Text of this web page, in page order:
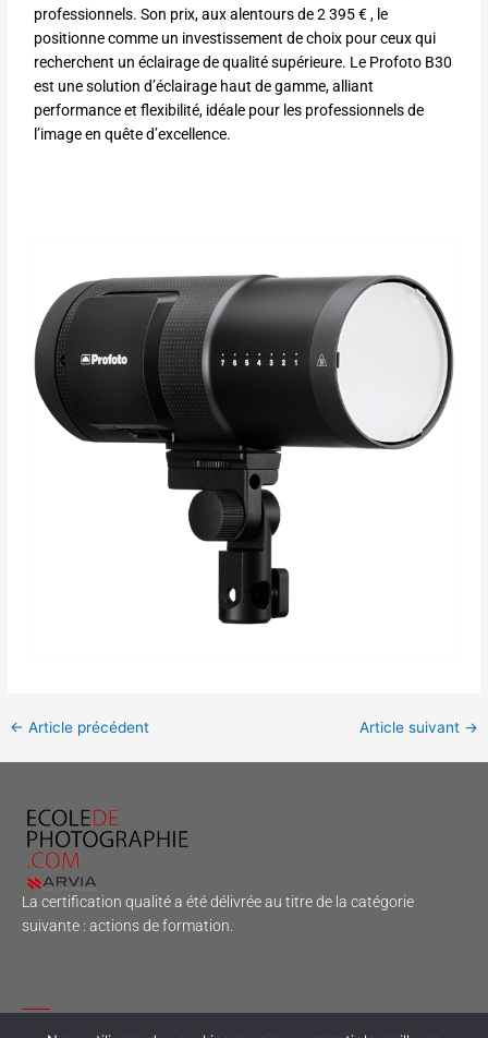
professionnels. Son prix, aux alentours de 2 395 € , le
positionne comme un investissement de choix pour ceux qui
recherchent un éclairage de qualité supérieure. Le Profoto B30
est une solution d’éclairage haut de gamme, alliant
performance et flexibilité, idéale pour les professionnels de
l’image en quête d’excellence.
← Article précédent Article suivant →
La certification qualité a été délivrée au titre de la catégorie
suivante : actions de formation.
Nous découvrir